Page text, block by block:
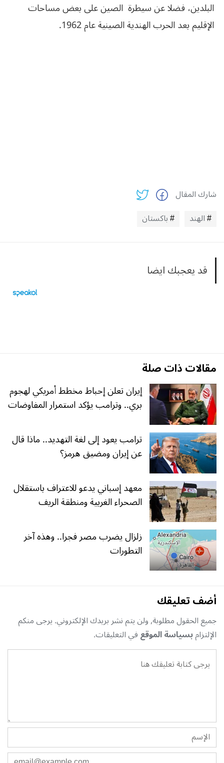
البلدين، فضلا عن سيطرة الصين على بعض مساحات
الإقليم بعد الحرب الهندية الصينية عام 1962.
شارك المقال
الهند
باكستان
قد يعجبك ايضا
مقالات ذات صلة
إيران تعلن إحباط مخطط أمريكي لهجوم
بري.. وترامب يؤكد استمرار المفاوضات
ترامب يعود إلى لغة التهديد.. ماذا قال
عن إيران ومضيق هرمز؟
معهد إسباني يدعو للاعتراف باستقلال
الصحراء الغربية ومنطقة الريف
زلزال يضرب مصر فجرا.. وهذه آخر
التطورات
أضف تعليقك
جميع الحقول مطلوبة, ولن يتم نشر بريدك الإلكتروني. يرجى منكم
الإلتزامبسياسة الموقعفي التعليقات.